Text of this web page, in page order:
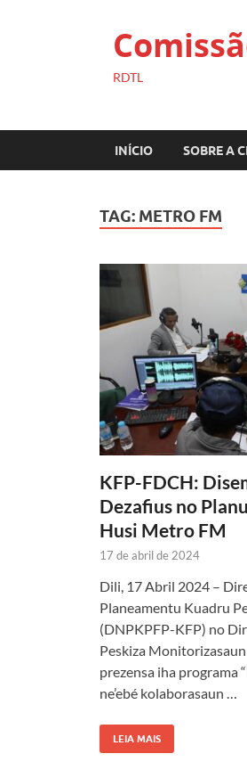
RDTL
INÍCIO SOBRE A
TAG: METRO FM
KFP-FDCH:
Dezafius no
Husi Metro FM
17 de abril de 2024
Dili, 17 Abril 2024 –
Planeamentu Kuadru
(DNPKPFP-KFP) no
Peskiza
prezensa iha programa
ne’ebé kolaborasaun …
LEIA MAIS